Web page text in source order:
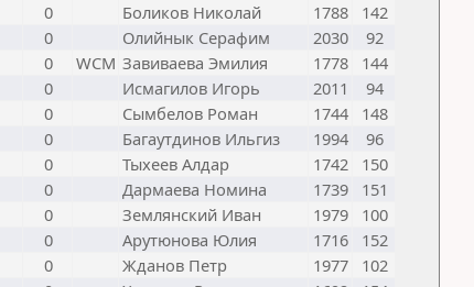
0 Боликов Николай 1788
142
0 Олийнык Серафим 2030
92
0 WCM Завиваева Эмилия 1778
144
0 Исмагилов Игорь 2011
94
0 Сымбелов Роман 1744
148
0 Багаутдинов Ильгиз 1994
96
0 Тыхеев Алдар 1742
150
0 Дармаева Номина 1739
151
0 Землянский Иван 1979
100
0 Арутюнова Юлия 1716
152
0 Жданов Петр 1977
102